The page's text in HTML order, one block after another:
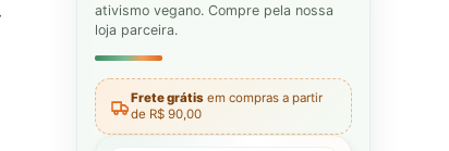
ativismo vegano. Compre pela nossa
loja parceira.
Frete grátis em compras a partir
de R$ 90,00